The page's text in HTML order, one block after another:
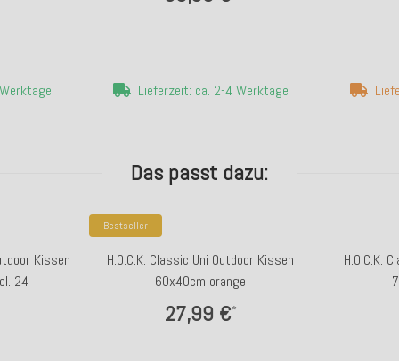
Lieferzeit: ca. 2-4 Werktage
Das passt dazu:
Kissen
24
Bestseller
H.O.C.K. Classic Uni Outdoor Kissen
60x40cm orange
27,99 €*
H.O.C.K.